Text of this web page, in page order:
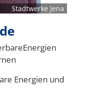
Stadtwerke Jena
Energien und